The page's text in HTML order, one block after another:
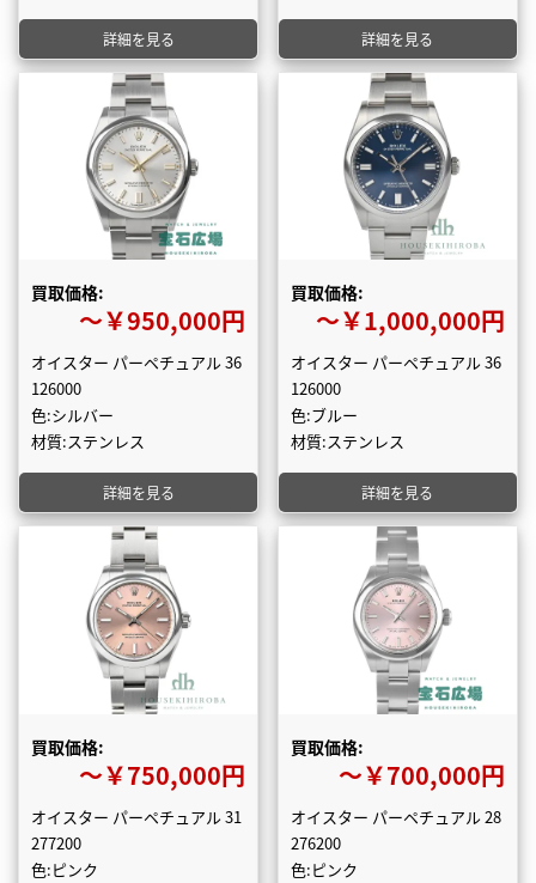
詳細を見る 詳細を見る
買取価格:
〜￥950,000円
オイスター パーペチュアル 36
126000
色:シルバー
材質:ステンレス
詳細を見る
買取価格:
〜￥1,000,000円
オイスター パーペチュアル 36
126000
色:ブルー
材質:ステンレス
詳細を見る
買取価格:
〜￥750,000円
オイスター パーペチュアル 31
277200
色:ピンク
買取価格:
〜￥700,000円
オイスター パーペチュアル 28
276200
色:ピンク